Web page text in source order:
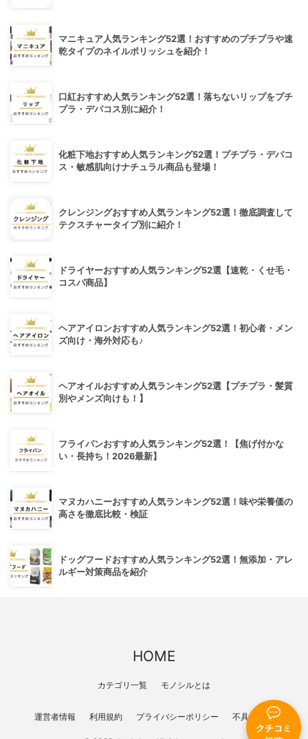
クチコミ
マニキュア人気ランキング52選！おすすめのプチプラや速
乾タイプのネイルポリッシュを紹介！
口紅おすすめ人気ランキング52選！落ちないリップをプチ
プラ・デパコス別に紹介！
化粧下地おすすめ人気ランキング52選！プチプラ・デパコ
ス・敏感肌向けナチュラル商品も登場！
クレンジングおすすめ人気ランキング52選！徹底調査して
テクスチャータイプ別に紹介！
ドライヤーおすすめ人気ランキング52選【速乾・くせ毛・
コスパ商品】
ヘアアイロンおすすめ人気ランキング52選！初心者・メン
ズ向け・海外対応も♪
ヘアオイルおすすめ人気ランキング52選【プチプラ・髪質
別やメンズ向けも！】
フライパンおすすめ人気ランキング52選！【焦げ付かな
い・長持ち！2026最新】
マヌカハニーおすすめ人気ランキング52選！味や栄養価の
高さを徹底比較・検証
ドッグフードおすすめ人気ランキング52選！無添加・アレ
ルギー対策商品を紹介
HOME
カテゴリ一覧 モノシルとは
運営者情報 利用規約 プライバシーポリシー 不具合報告